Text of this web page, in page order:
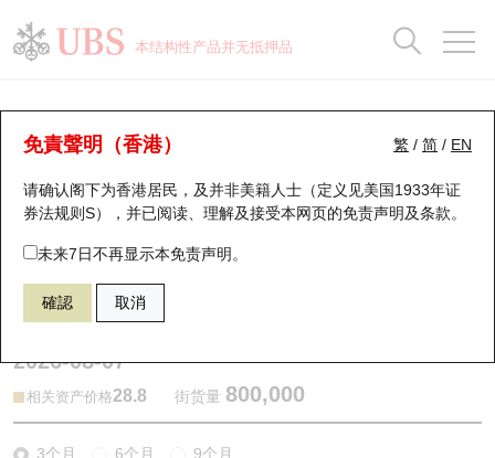
本结构性产品并无抵押品
繁 / 简 / EN
免責聲明（香港）
请确认阁下为香港居民，及并非美籍人士（定义见美国1933年证
券法规则S），并已阅读、理解及接受本网页的免责声明及条款。
未来7日不再显示本免责声明。
確認 取消
牛熊证分析仪
表现 街货统计 比较
57479 摩通牛证 2628 中国人寿
2026-08-07
相关资产价格28.8 街货量 800,000
3个月 6个月 9个月
瑞银认股证一览
新发行瑞银认股证
即将到期认股证
认股证到期结算价查找
认股证分析仪
街货统计
比较
牛熊全景快搜
牛熊证搜寻
牛熊证街货分布图
正股牛熊证列表
新发行瑞银牛熊证
街货统计
比较
十大升幅/跌幅
十大认股证成交分布
十天股证占大市成交
资金流
街货统计
正股分析仪
二十大活跃股份
恒指成份股
国指成份股
科指成份股
持股比重
显示所有持股比重
每月轮证大市专题
轮证专栏
讲座及教育短片
认股证投资者教育
牛熊证投资者教育